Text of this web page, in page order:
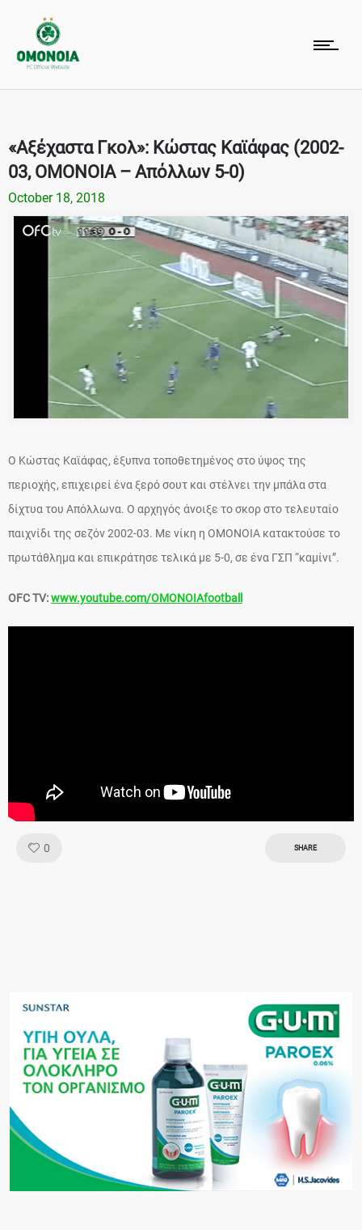
«Αξέχαστα Γκολ»: Κώστας Καϊάφας (2002-
03, ΟΜΟΝΟΙΑ – Απόλλων 5-0)
October 18, 2018
Ο Κώστας Καϊάφας, έξυπνα τοποθετημένος στο ύψος της
περιοχής, επιχειρεί ένα ξερό σουτ και στέλνει την μπάλα στα
δίχτυα του Απόλλωνα. Ο αρχηγός άνοιξε το σκορ στο τελευταίο
παιχνίδι της σεζόν 2002-03. Με νίκη η ΟΜΟΝΟΙΑ κατακτούσε το
πρωτάθλημα και επικράτησε τελικά με 5-0, σε ένα ΓΣΠ “καμίνι”.
OFC TV:www.youtube.com/OMONOIAfootball
0 SHARE